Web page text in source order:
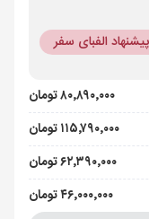
پیشنهاد الفبای سفر
۸۰٬۸۹۰٬۰۰۰ تومان
۱۱۵٬۷۹۰٬۰۰۰ تومان
۶۲٬۳۹۰٬۰۰۰ تومان
۴۶٬۰۰۰٬۰۰۰ تومان